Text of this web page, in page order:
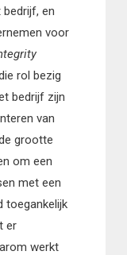
bedrijf, en
voor
rol bezig
bedrijf zijn
van
grootte
om een
met een
toegankelijk
er
werkt